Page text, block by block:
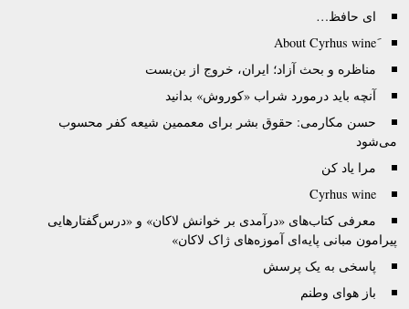
ای حافظ…
َAbout Cyrhus wine
مناظره و بحث آزاد؛ ايران، خروج از بن‌بست
آنچه باید درمورد شراب «کوروش» بدانید
حسن مکارمی: حقوق بشر برای معممین شیعه کفر محسوب
می‌شود
مرا یاد کن
Cyrhus wine
معرفی کتاب‌های «درآمدی بر خوانش لاکان» و «درس‌گفتارهایی
پیرامون مبانی پایه‌ای آموزه‌های ژاک لاکان»
پاسخی به یک پرسش
باز هوای وطنم